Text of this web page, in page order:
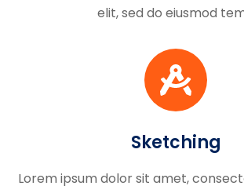
elit, sed do eiusmod
Sketching
Lorem ipsum dolor sit amet,